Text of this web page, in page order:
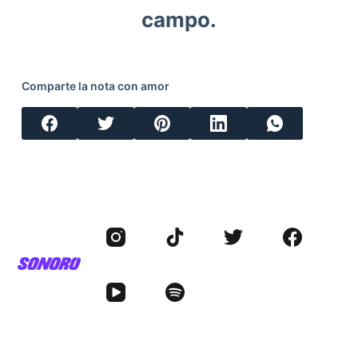
campo.
Comparte la nota con amor